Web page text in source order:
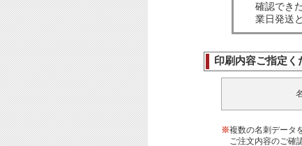
確認でき
業日発送
印刷内容ご指定く
※複数の名刺データ
ご注文内容のご確